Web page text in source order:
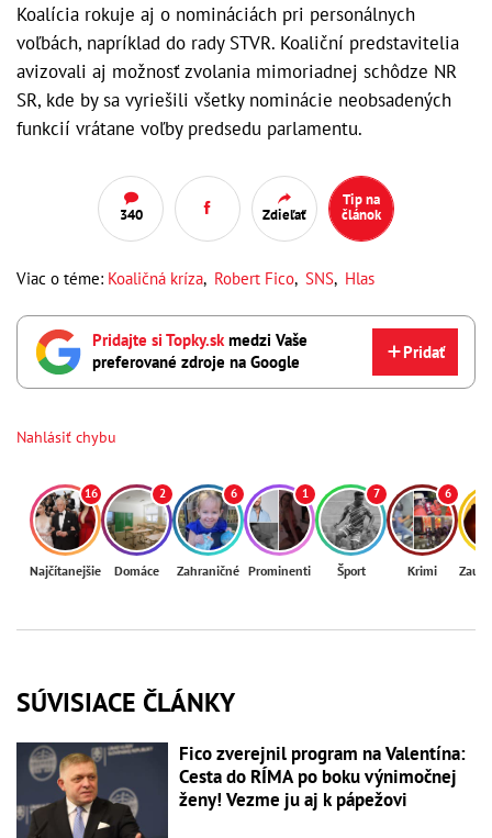
Koalícia rokuje aj o nomináciách pri personálnych
voľbách, napríklad do rady STVR. Koaliční predstavitelia
avizovali aj možnosť zvolania mimoriadnej schôdze NR
SR, kde by sa vyriešili všetky nominácie neobsadených
funkcií vrátane voľby predsedu parlamentu.
340 Zdieľať
Tip na
článok
Viac o téme: Koaličná kríza, Robert Fico, SNS, Hlas
Pridajte si Topky.skmedzi Vaše
preferované zdroje na Google
Pridať
Nahlásiť chybu
16
Najčítanejšie
2
Domáce
6
Zahraničné
1
Prominenti
7
Šport
6
Krimi
SÚVISIACE ČLÁNKY
Fico zverejnil program na Valentína:
Cesta do RÍMA po boku výnimočnej
ženy! Vezme ju aj k pápežovi